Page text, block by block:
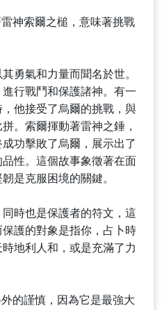
神索爾之槌，意味著挑戰
勇氣和力量而聞名於世。
行戰鬥和保護諸神。有一
他接受了烏爾的挑戰，與
。索爾揮動著雷神之錘，
功擊敗了烏爾，展示出了
性。這個故事象徵著在面
是克服困境的關鍵。
時也是保護者的符文，這
護的對象是指你，占卜時
地利人和，或是充滿了力
的謹慎，因為它是最強大